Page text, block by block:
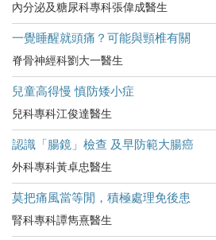
內分泌及糖尿科專科張偉成醫生
一覺睡醒就頭痛？可能與頸椎有關
脊骨神經科劉大一醫生
兒童高得慢 慎防矮小症
兒科專科江俊達醫生
認識「腸鏡」檢查 及早防範大腸癌
外科專科黃卓忠醫生
莫把痛風當等閒，積極處理免後患
腎科專科譚雋熹醫生